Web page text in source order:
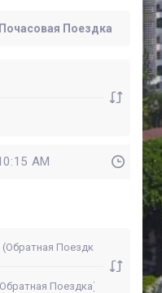
Почасовая Поездка